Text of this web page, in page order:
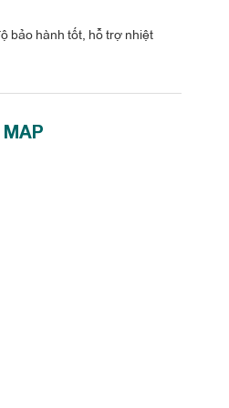
bảo hành tốt, hỗ trợ nhiệt